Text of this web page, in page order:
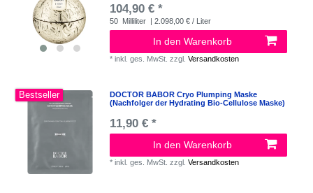
104,90 € *
50 Milliliter | 2.098,00 € / Liter
In den Warenkorb
*inkl. ges. MwSt. zzgl.Versandkosten
Bestseller
DOCTOR BABOR Cryo Plumping Maske
(Nachfolger der Hydrating Bio-Cellulose Maske)
11,90 € *
In den Warenkorb
*inkl. ges. MwSt. zzgl.Versandkosten